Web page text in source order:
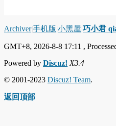
Archiver|手机版|小黑屋|巧小君
GMT+8, 2026-8-8 17:11 ,
Powered by Discuz! X3.4
© 2001-2023 Discuz! Team.
返回顶部